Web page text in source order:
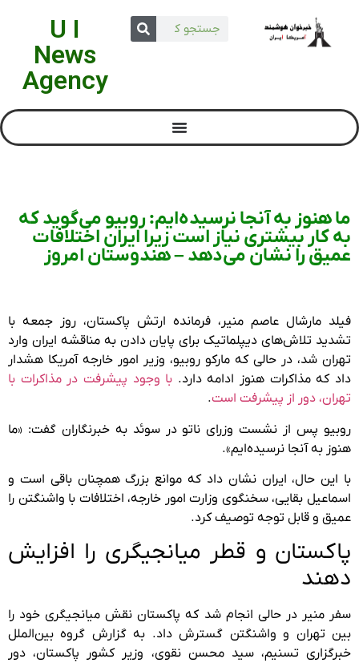
U I
News
Agency
ما هنوز به آنجا نرسیده‌ایم: روبیو می‌گوید که
به کار بیشتری نیاز است زیرا ایران اختلافات
عمیق را نشان می‌دهد – هندوستان امروز
فیلد مارشال عاصم منیر، فرمانده ارتش پاکستان، روز جمعه با
تشدید تلاش‌های دیپلماتیک برای پایان دادن به مناقشه ایران وارد
تهران شد، در حالی که مارکو روبیو، وزیر امور خارجه آمریکا هشدار
داد که مذاکرات هنوز ادامه دارد. با وجود پیشرفت در مذاکرات با
تهران، دور از پیشرفت است.
روبیو پس از نشست وزرای ناتو در سوئد به خبرنگاران گفت: «ما
هنوز به آنجا نرسیده‌ایم».
با این حال، ایران نشان داد که موانع بزرگ همچنان باقی است و
اسماعیل بقایی، سخنگوی وزارت امور خارجه، اختلافات با واشنگتن را
عمیق و قابل توجه توصیف کرد.
پاکستان و قطر میانجیگری را افزایش
دهند
سفر منیر در حالی انجام شد که پاکستان نقش میانجیگری خود را
بین تهران و واشنگتن گسترش داد. به گزارش گروه بین‌الملل
خبرگزاری تسنیم، سید محسن نقوی، وزیر کشور پاکستان، دور